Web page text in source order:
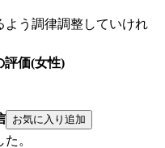
よう調律調整していけれ
評価(女性)
。